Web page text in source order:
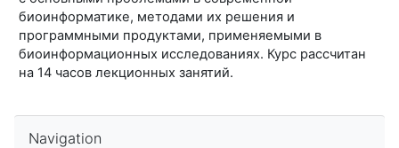
биоинформатике, методами их решения и
программными продуктами, применяемыми в
биоинформационных исследованиях. Курс рассчитан
на 14 часов лекционных занятий.
Navigation